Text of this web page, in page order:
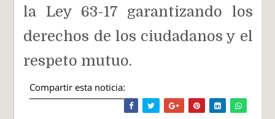
la Ley 63-17 garantizando los
derechos de los ciudadanos y el
respeto mutuo.
Compartir esta noticia: